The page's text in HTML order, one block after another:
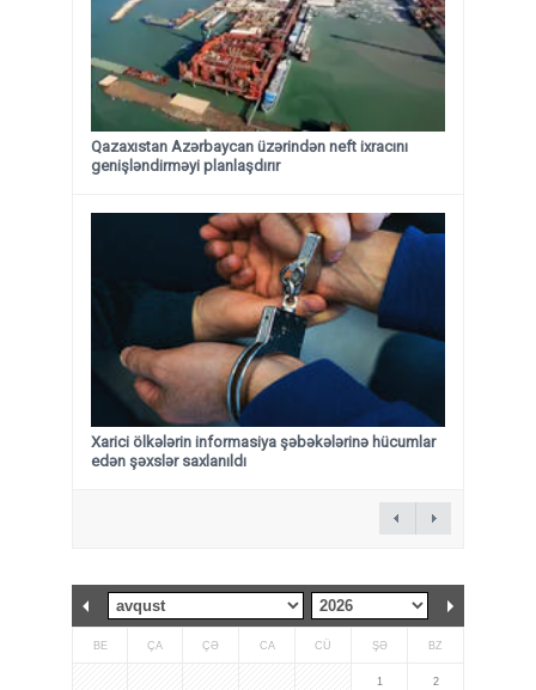
Qazaxıstan Azərbaycan üzərindən neft ixracını
genişləndirməyi planlaşdırır
Xarici ölkələrin informasiya şəbəkələrinə hücumlar
edən şəxslər saxlanıldı
BE ÇA ÇƏ CA CÜ ŞƏ BZ
1 2